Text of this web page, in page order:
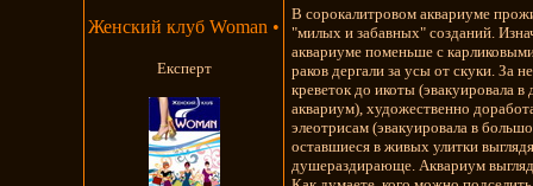
Женский клуб Woman •
Експерт
В сорокалитровом аквариуме
"милых и забавных" созданий.
аквариуме поменьше с
раков дергали за усы от скуки. За
креветок до икоты (эвакуировала в
аквариум), художественно
элеотрисам (эвакуировала в
оставшиеся в живых улитки
душераздирающе. Аквариум